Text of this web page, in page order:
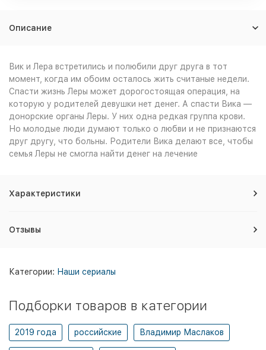
Описание
Вик и Лера встретились и полюбили друг друга в тот
момент, когда им обоим осталось жить считаные недели.
Спасти жизнь Леры может дорогостоящая операция, на
которую у родителей девушки нет денег. А спасти Вика —
донорские органы Леры. У них одна редкая группа крови.
Но молодые люди думают только о любви и не признаются
друг другу, что больны. Родители Вика делают все, чтобы
семья Леры не смогла найти денег на лечение
Характеристики
Отзывы
Категории: Наши сериалы
Подборки товаров в категории
2019 года российские Владимир Маслаков